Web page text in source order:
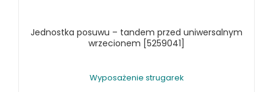
Jednostka posuwu – tandem przed uniwersalnym
wrzecionem [5259041]
Wyposażenie strugarek